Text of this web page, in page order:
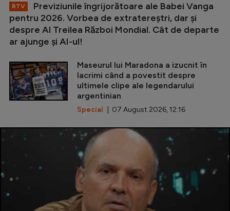
RTV
Previziunile îngrijorătoare ale Babei Vanga
pentru 2026. Vorbea de extratereștri, dar și
despre Al Treilea Război Mondial. Cât de departe
ar ajunge și AI-ul!
Maseurul lui Maradona a izucnit în
lacrimi când a povestit despre
ultimele clipe ale legendarului
argentinian
Special | 07 August 2026, 12:16